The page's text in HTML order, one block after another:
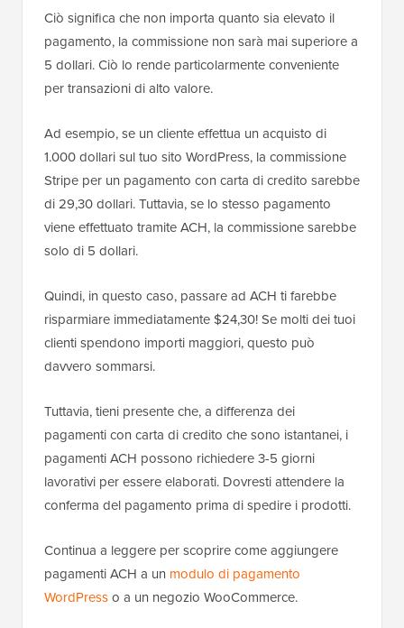
Ciò significa che non importa quanto sia elevato il
pagamento, la commissione non sarà mai superiore a
5 dollari. Ciò lo rende particolarmente conveniente
per transazioni di alto valore.
Ad esempio, se un cliente effettua un acquisto di
1.000 dollari sul tuo sito WordPress, la commissione
Stripe per un pagamento con carta di credito sarebbe
di 29,30 dollari. Tuttavia, se lo stesso pagamento
viene effettuato tramite ACH, la commissione sarebbe
solo di 5 dollari.
Quindi, in questo caso, passare ad ACH ti farebbe
risparmiare immediatamente $24,30! Se molti dei tuoi
clienti spendono importi maggiori, questo può
davvero sommarsi.
Tuttavia, tieni presente che, a differenza dei
pagamenti con carta di credito che sono istantanei, i
pagamenti ACH possono richiedere 3-5 giorni
lavorativi per essere elaborati. Dovresti attendere la
conferma del pagamento prima di spedire i prodotti.
Continua a leggere per scoprire come aggiungere
pagamenti ACH a un modulo di pagamento
WordPresso a un negozio WooCommerce.